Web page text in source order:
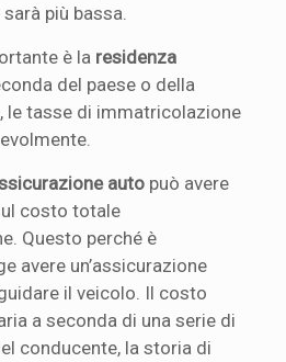
più bassa.
è la residenza
del paese o della
le tasse di immatricolazione
auto può avere
costo totale
Questo perché è
avere un’assicurazione
il veicolo. Il costo
a seconda di una serie di
conducente, la storia di